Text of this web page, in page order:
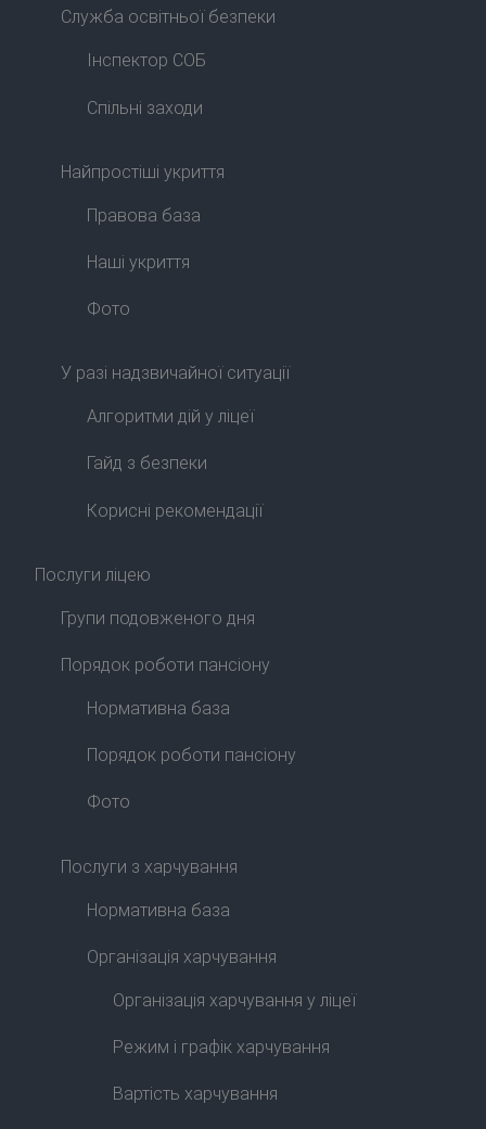
Служба освітньої безпеки
Інспектор СОБ
Спільні заходи
Найпростіші укриття
Правова база
Наші укриття
Фото
У разі надзвичайної ситуації
Алгоритми дій у ліцеї
Гайд з безпеки
Корисні рекомендації
Послуги ліцею
Групи подовженого дня
Порядок роботи пансіону
Нормативна база
Порядок роботи пансіону
Фото
Послуги з харчування
Нормативна база
Організація харчування
Організація харчування у ліцеї
Режим і графік харчування
Вартість харчування